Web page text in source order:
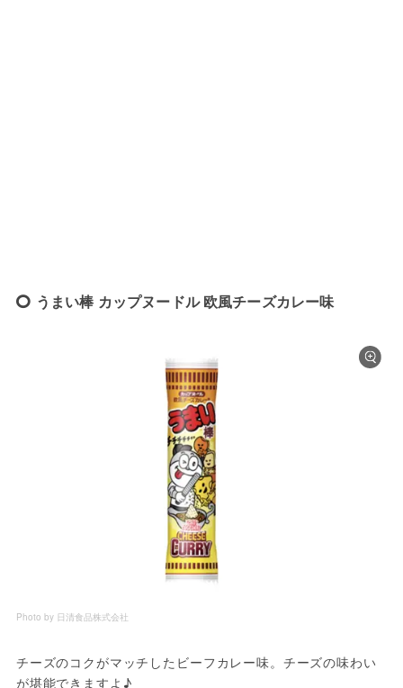
うまい棒 カップヌードル 欧風チーズカレー味
Photo by 日清食品株式会社
チーズのコクがマッチしたビーフカレー味。チーズの味わい
が堪能できますよ♪